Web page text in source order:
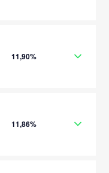
11,90%
11,86%